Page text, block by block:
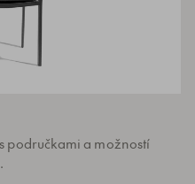
područkami a možností